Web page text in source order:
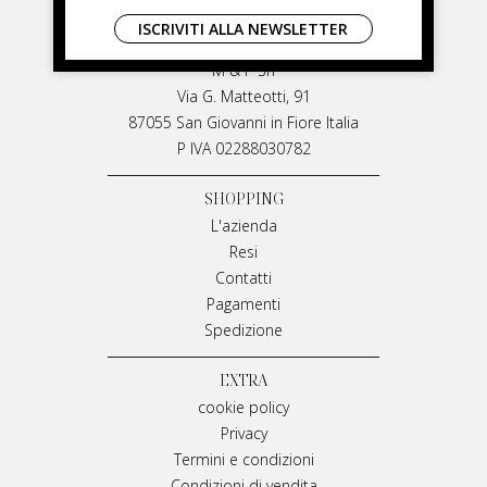
LIVIANA MIRARCHI
M & P Srl
Via G. Matteotti, 91
87055 San Giovanni in Fiore Italia
P IVA 02288030782
SHOPPING
L'azienda
Resi
Contatti
Pagamenti
Spedizione
EXTRA
cookie policy
Privacy
Termini e condizioni
ISCRIVITI ALLA NEWSLETTER